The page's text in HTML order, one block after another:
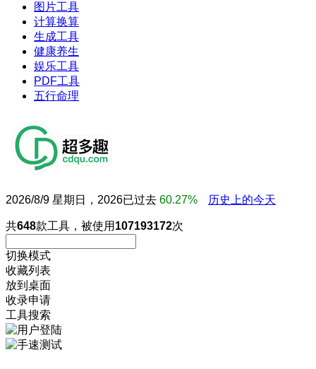
图片工具
计算换算
生成工具
健康养生
娱乐工具
PDF工具
五行命理
2026/8/9 星期日，2026已过去 60.27% 历史上的今天
共648款工具，被使用 107193172次
切换模式
收藏列表
放到桌面
收录申请
工具搜索